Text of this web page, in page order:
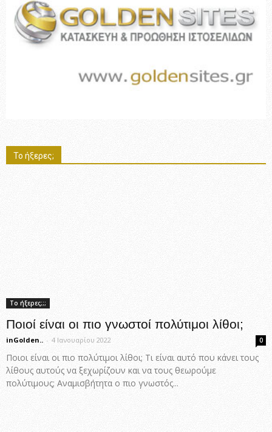
Το ήξερες;
Το ήξερες;;;
Ποιοί είναι οι πιο γνωστοί πολύτιμοι λίθοι;
inGolden.. - 4 Ιανουαρίου 2022 0
Ποιοι είναι οι πιο πολύτιμοι λίθοι; Τι είναι αυτό που κάνει τους
λίθους αυτούς να ξεχωρίζουν και να τους θεωρούμε
πολύτιμους; Αναμισβήτητα ο πιο γνωστός...